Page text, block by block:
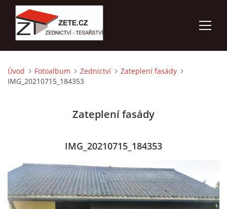
ÚVOD
KONTAKTY
3D VIZUALIZACE
Úvod Fotoalbum Zednictví
Zateplení fasády
IMG_20210715_184353
Zateplení fasády
IMG_20210715_184353